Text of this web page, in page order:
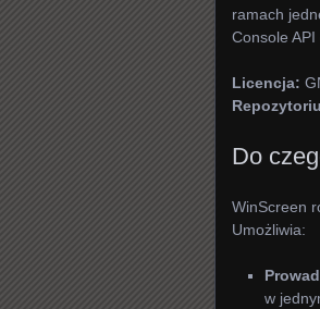
ramach
Console
Licencja:
Do
WinScreen
Umożliwia:
w